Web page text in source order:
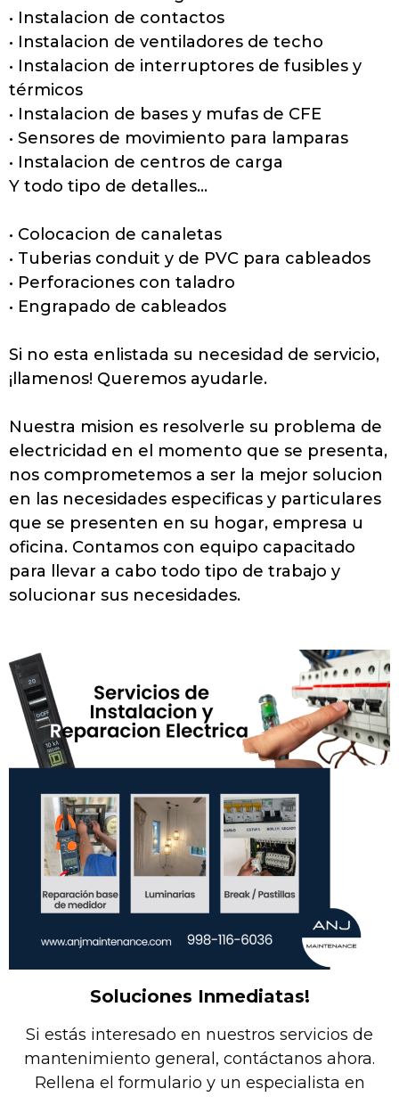
• Instalacion de contactos
• Instalacion de ventiladores de techo
• Instalacion de interruptores de fusibles y
térmicos
• Instalacion de bases y mufas de CFE
• Sensores de movimiento para lamparas
• Instalacion de centros de carga
Y todo tipo de detalles…
• Colocacion de canaletas
• Tuberias conduit y de PVC para cableados
• Perforaciones con taladro
• Engrapado de cableados
Si no esta enlistada su necesidad de servicio,
¡llamenos! Queremos ayudarle.
Nuestra mision es resolverle su problema de
electricidad en el momento que se presenta,
nos comprometemos a ser la mejor solucion
en las necesidades especificas y particulares
que se presenten en su hogar, empresa u
oficina. Contamos con equipo capacitado
para llevar a cabo todo tipo de trabajo y
solucionar sus necesidades.
Soluciones Inmediatas!
Si estás interesado en nuestros servicios de
mantenimiento general, contáctanos ahora.
Rellena el formulario y un especialista en